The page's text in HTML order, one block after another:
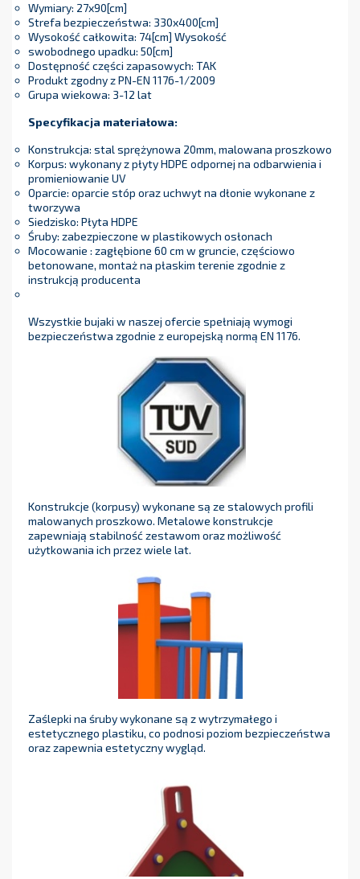
Wymiary: 27x90[cm]
Strefa bezpieczeństwa: 330x400[cm]
Wysokość całkowita: 74[cm] Wysokość
swobodnego upadku: 50[cm]
Dostępność części zapasowych: TAK
Produkt zgodny z PN-EN 1176-1/2009
Grupa wiekowa: 3-12 lat
Specyfikacja materiałowa:
Konstrukcja: stal sprężynowa 20mm, malowana proszkowo
Korpus: wykonany z płyty HDPE odpornej na odbarwienia i
promieniowanie UV
Oparcie: oparcie stóp oraz uchwyt na dłonie wykonane z
tworzywa
Siedzisko: Płyta HDPE
Śruby: zabezpieczone w plastikowych osłonach
Mocowanie : zagłębione 60 cm w gruncie, częściowo
betonowane, montaż na płaskim terenie zgodnie z
instrukcją producenta
Wszystkie bujaki w naszej ofercie spełniają wymogi
bezpieczeństwa zgodnie z europejską normą EN 1176.
Konstrukcje (korpusy) wykonane są ze stalowych profili
malowanych proszkowo. Metalowe konstrukcje
zapewniają stabilność zestawom oraz możliwość
użytkowania ich przez wiele lat.
Zaślepki na śruby wykonane są z wytrzymałego i
estetycznego plastiku, co podnosi poziom bezpieczeństwa
oraz zapewnia estetyczny wygląd.